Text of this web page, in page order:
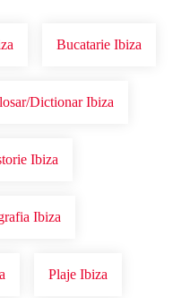
Bucatarie Ibiza
Dictionar Ibiza
Ibiza
Ibiza
Plaje Ibiza